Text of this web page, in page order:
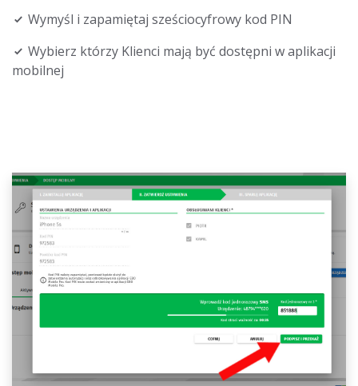
Wymyśl i zapamiętaj sześciocyfrowy kod PIN
Wybierz którzy Klienci mają być dostępni w aplikacji
mobilnej